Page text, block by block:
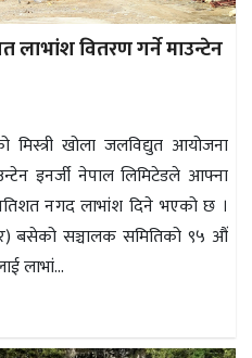
लाभांश वितरण गर्ने माउन्टेन
मिस्त्री खोला जलविद्युत आयोजना
इनर्जी नेपाल लिमिटेडले आफ्ना
नगद लाभांश दिने भएको छ ।
बसेको सञ्चालक समितिको ९५ औं
लाभां...